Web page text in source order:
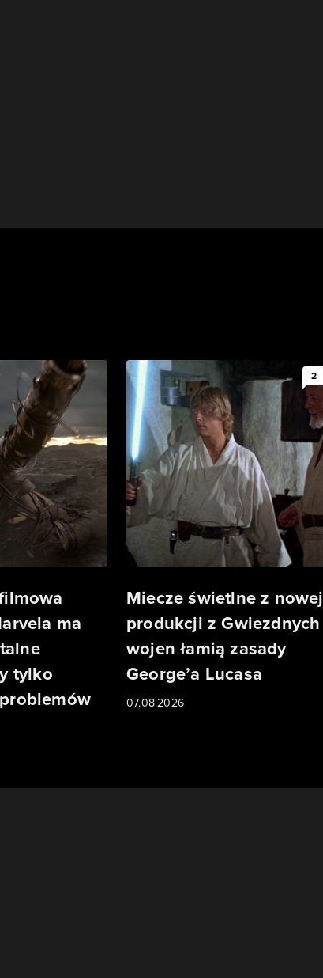
ma
tylko
2
Miecze świetlne z nowej
produkcji z Gwiezdnych
wojen łamią zasady
George’a Lucasa
07.08.2026